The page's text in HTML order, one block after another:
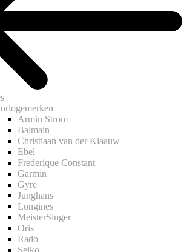
Armin Strom
Balmain
Christiaan van der Klaauw
Ebel
Frederique Constant
Garmin
Gyre
Junghans
Longines
MeisterSinger
Oris
Rado
Seiko